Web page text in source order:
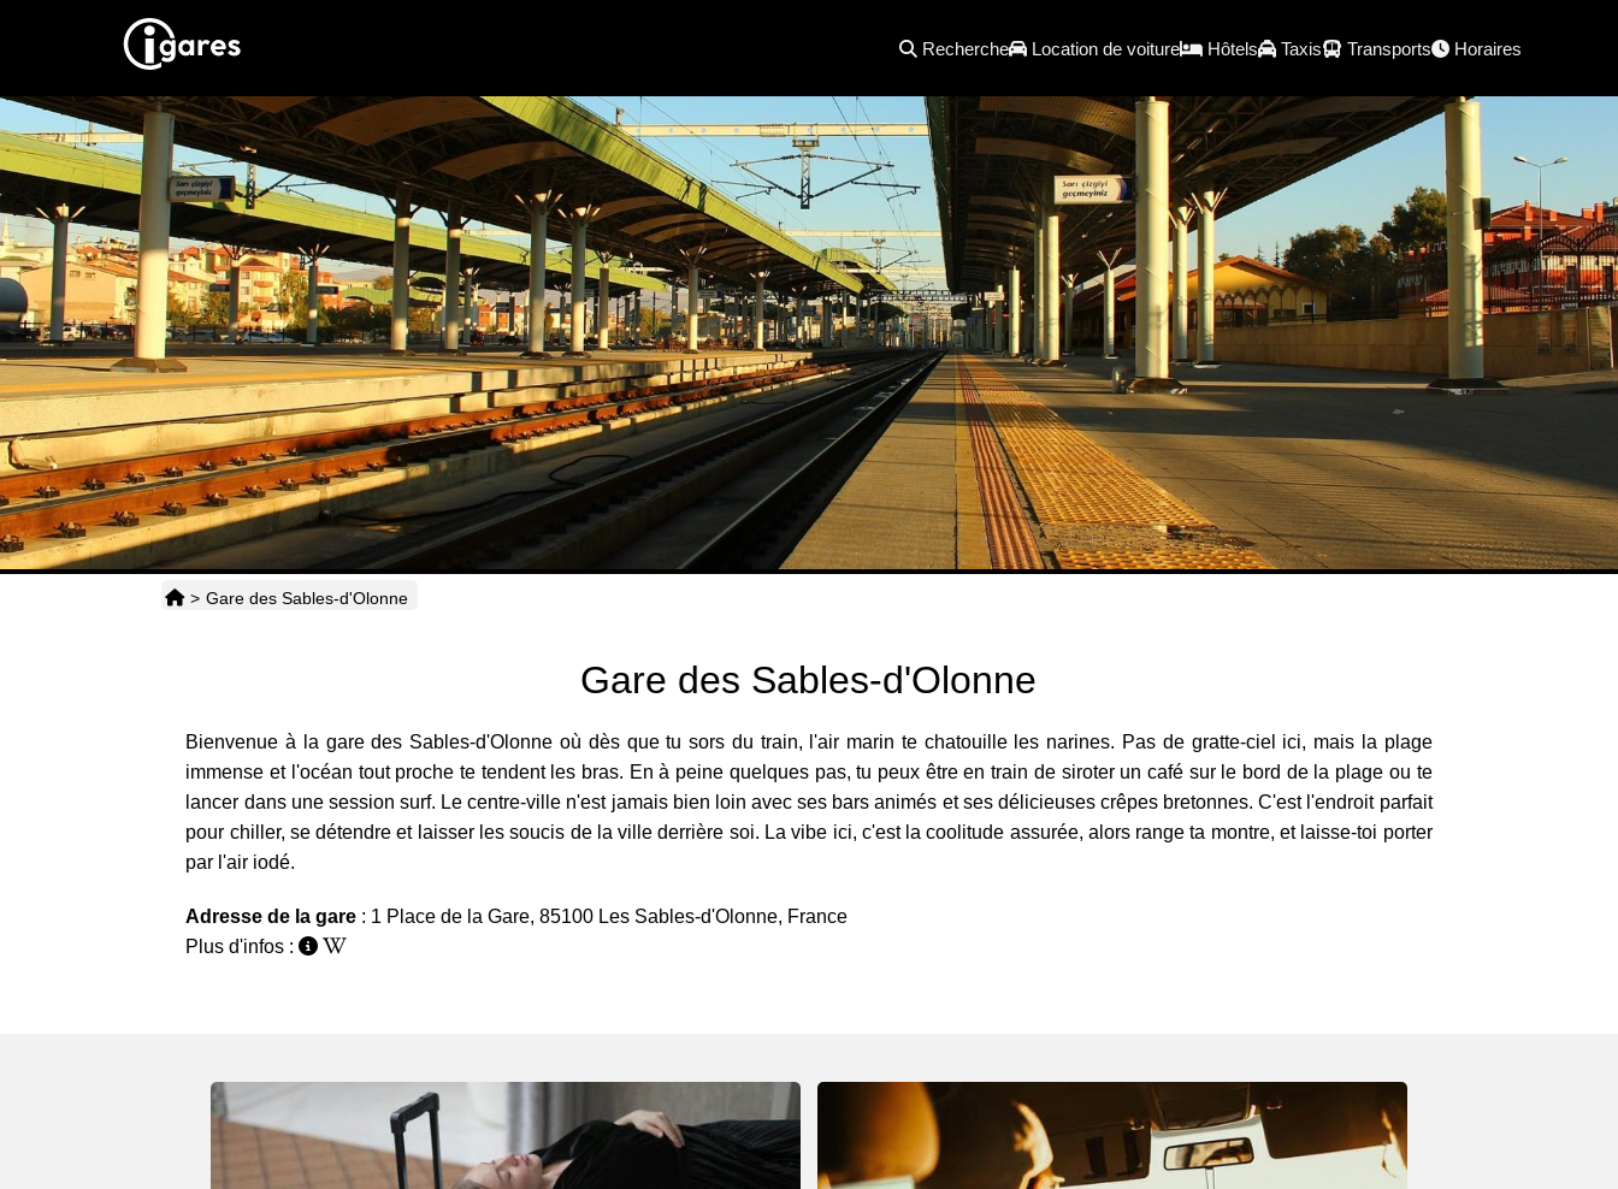
Recherche Location de voiture Hôtels Taxis Transports Horaires
> Gare des Sables-d'Olonne
Gare des Sables-d'Olonne
Bienvenue à la gare des Sables-d'Olonne où dès que tu sors du train, l'air marin te chatouille les narines. Pas de gratte-ciel ici, mais la plage
immense et l'océan tout proche te tendent les bras. En à peine quelques pas, tu peux être en train de siroter un café sur le bord de la plage ou te
lancer dans une session surf. Le centre-ville n'est jamais bien loin avec ses bars animés et ses délicieuses crêpes bretonnes. C'est l'endroit parfait
pour chiller, se détendre et laisser les soucis de la ville derrière soi. La vibe ici, c'est la coolitude assurée, alors range ta montre, et laisse-toi porter
par l'air iodé.
Adresse de la gare : 1 Place de la Gare, 85100 Les Sables-d'Olonne, France
Plus d'infos :